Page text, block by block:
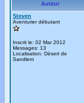
Auteur
Steven
Aventurier débutant
Inscrit le: 02 Mar 2012
Messages: 13
Localisation: Désert de
Sandlem